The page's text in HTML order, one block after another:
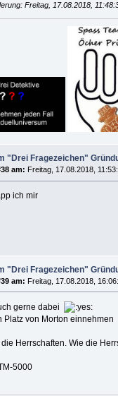
Freitag, 17.08.2018,
"Drei Fragezeichen"
am: Freitag, 17.08.2018,
ich mir
"Drei Fragezeichen"
am: Freitag, 17.08.2018,
gerne dabei
Platz von Morton einnehmen
die Herrschaften. Wie die
5000